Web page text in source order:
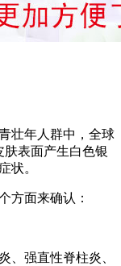
壮年人群中，全球
表面产生白色银
状。
方面来确认：
、强直性脊柱炎、